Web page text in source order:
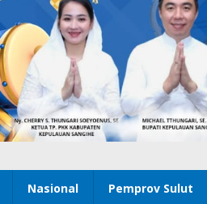
Nasional Pemprov Sulut